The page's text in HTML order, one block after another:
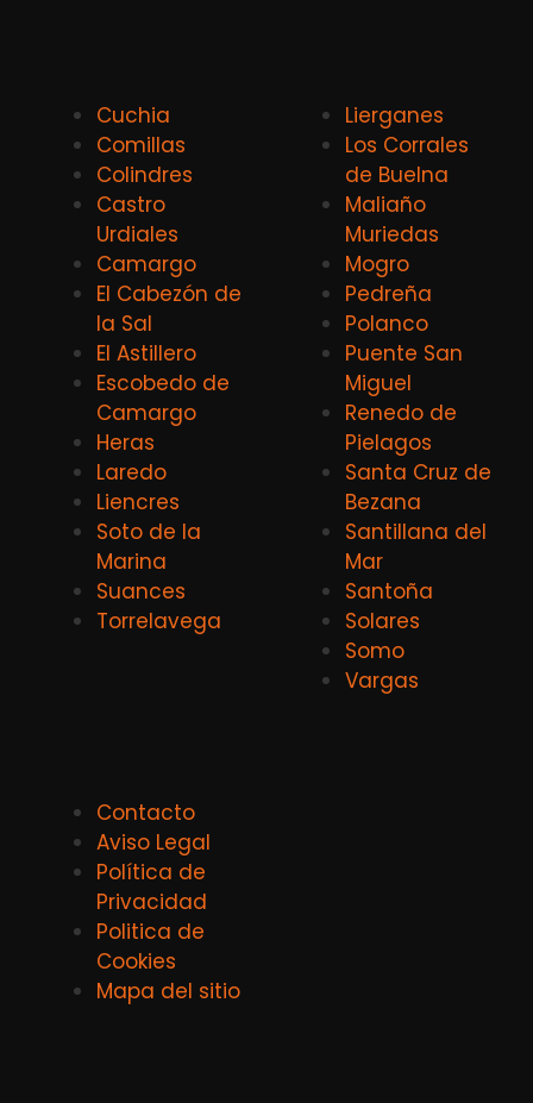
Cuchia
Comillas
Colindres
Castro
Urdiales
Camargo
El Cabezón de
la Sal
El Astillero
Escobedo de
Camargo
Heras
Laredo
Liencres
Soto de la
Marina
Suances
Torrelavega
Lierganes
Los Corrales
de Buelna
Maliaño
Muriedas
Mogro
Pedreña
Polanco
Puente San
Miguel
Renedo de
Pielagos
Santa Cruz de
Bezana
Santillana del
Mar
Santoña
Solares
Somo
Vargas
Contacto
Aviso Legal
Política de
Privacidad
Politica de
Cookies
Mapa del sitio